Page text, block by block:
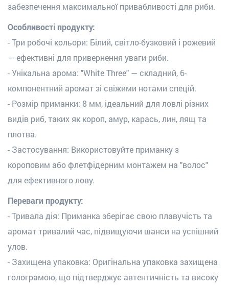
забезпечення максимальної привабливості для риби.
Особливості продукту:
- Три робочі кольори: Білий, світло-бузковий і рожевий
— ефективні для привернення уваги риби.
- Унікальна арома: "White Three" — складний, 6-
компонентний аромат зі свіжими нотами спецій.
- Розмір приманки: 8 мм, ідеальний для ловлі різних
видів риб, таких як короп, амур, карась, лин, лящ та
плотва.
- Застосування: Використовуйте приманку з
короповим або флетфідерним монтажем на "волос"
для ефективного лову.
Переваги продукту:
- Тривала дія: Приманка зберігає свою плавучість та
аромат тривалий час, підвищуючи шанси на успішний
улов.
- Захищена упаковка: Оригінальна упаковка захищена
голограмою, що підтверджує автентичність та високу